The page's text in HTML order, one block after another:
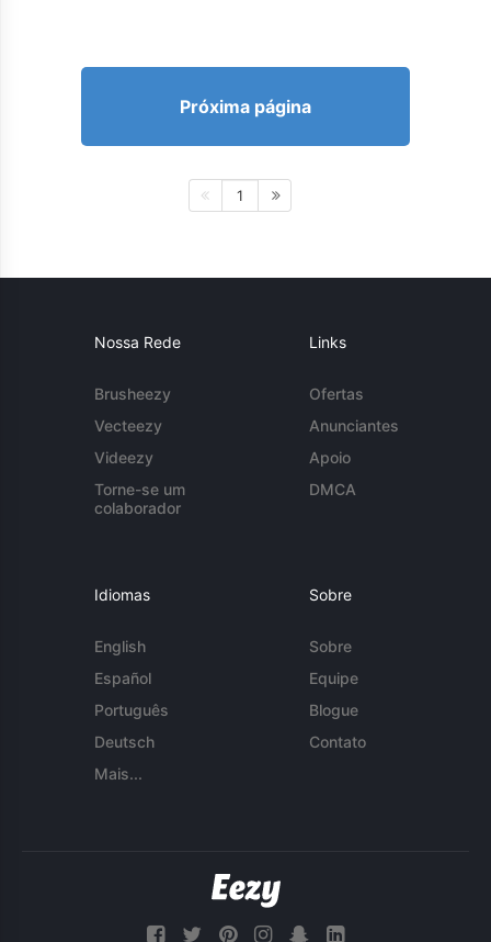
Próxima página
1
Nossa Rede
Brusheezy
Vecteezy
Videezy
Torne-se um
colaborador
Links
Ofertas
Anunciantes
Apoio
DMCA
Idiomas
English
Español
Português
Deutsch
Mais...
Sobre
Sobre
Equipe
Blogue
Contato